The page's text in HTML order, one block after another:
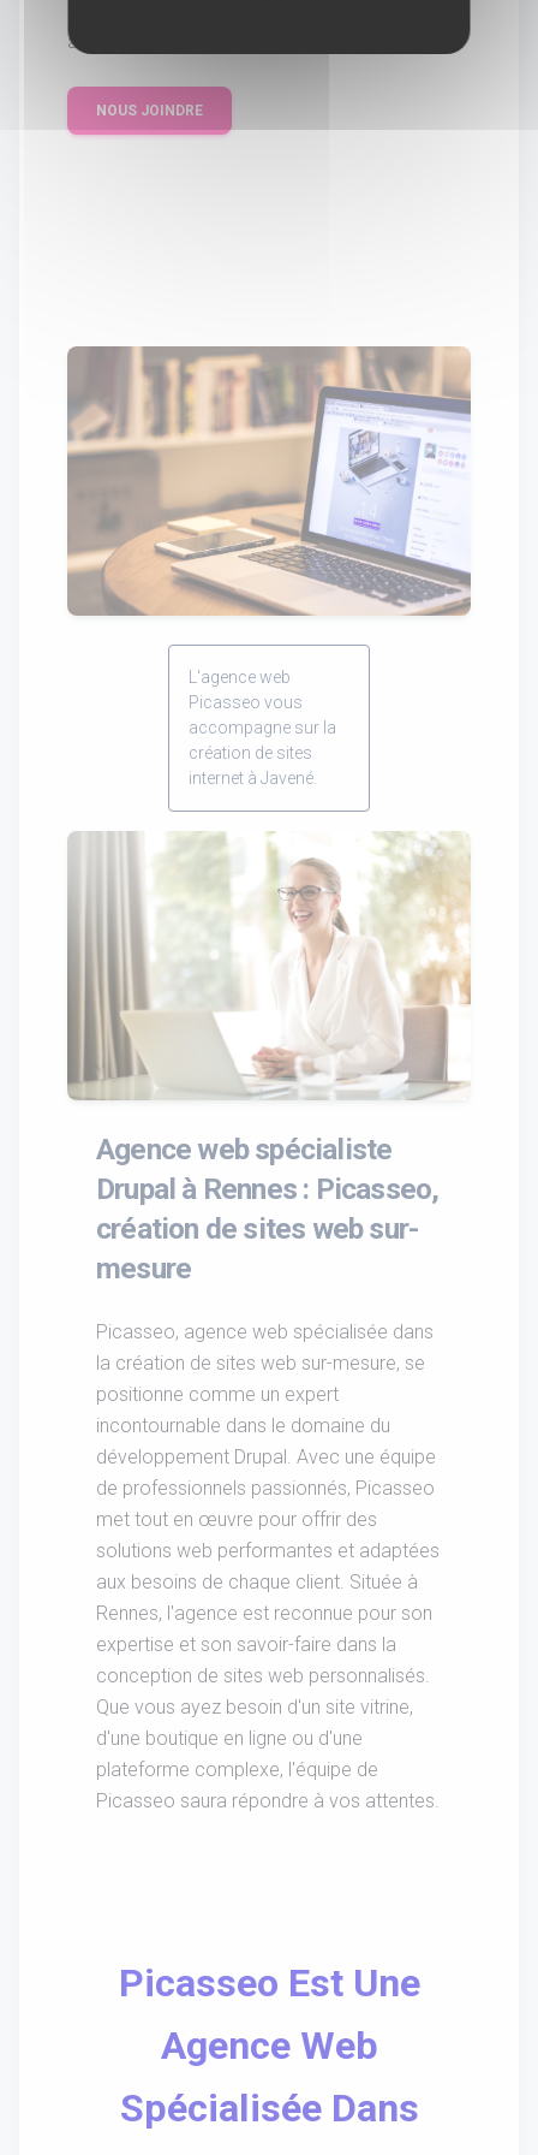
aider, où que vous soyez.
NOUS JOINDRE
L'agence web
Picasseo vous
accompagne sur la
création de sites
internet à Javené.
Agence web spécialiste
Drupal à Rennes : Picasseo,
création de sites web sur-
mesure
Picasseo, agence web spécialisée dans
la création de sites web sur-mesure, se
positionne comme un expert
incontournable dans le domaine du
développement Drupal. Avec une équipe
de professionnels passionnés, Picasseo
met tout en œuvre pour offrir des
solutions web performantes et adaptées
aux besoins de chaque client. Située à
Rennes, l'agence est reconnue pour son
expertise et son savoir-faire dans la
conception de sites web personnalisés.
Que vous ayez besoin d'un site vitrine,
d'une boutique en ligne ou d'une
plateforme complexe, l'équipe de
Picasseo saura répondre à vos attentes.
Picasseo Est Une
Agence Web
Spécialisée Dans